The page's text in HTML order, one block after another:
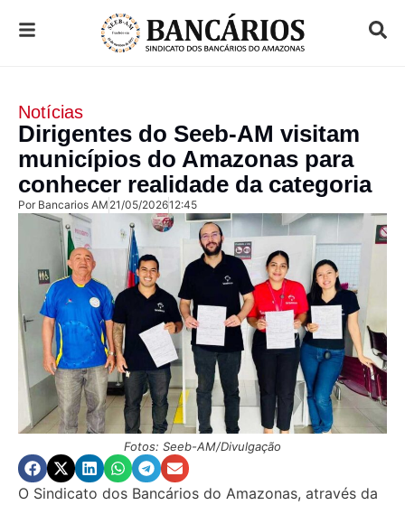
Notícias
Dirigentes do Seeb-AM visitam
municípios do Amazonas para
conhecer realidade da categoria
Por Bancarios AM 21/05/202612:45
Fotos: Seeb-AM/Divulgação
O Sindicato dos Bancários do Amazonas, através da